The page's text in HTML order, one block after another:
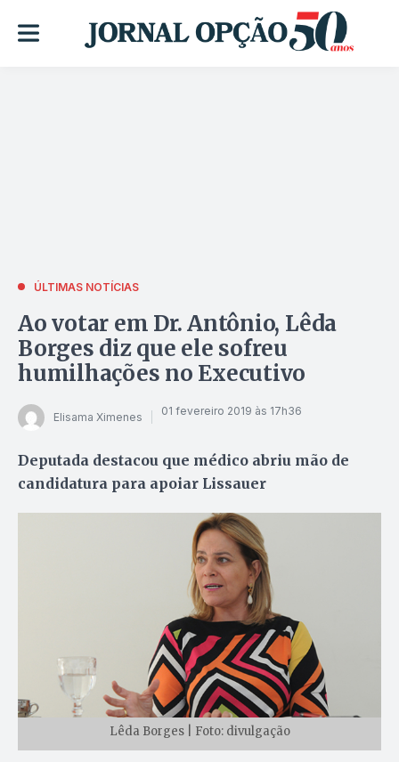
ÚLTIMAS NOTÍCIAS
Ao votar em Dr. Antônio, Lêda
Borges diz que ele sofreu
humilhações no Executivo
Elisama Ximenes 01 fevereiro 2019 às 17h36
Deputada destacou que médico abriu mão de
candidatura para apoiar Lissauer
Lêda Borges | Foto: divulgação